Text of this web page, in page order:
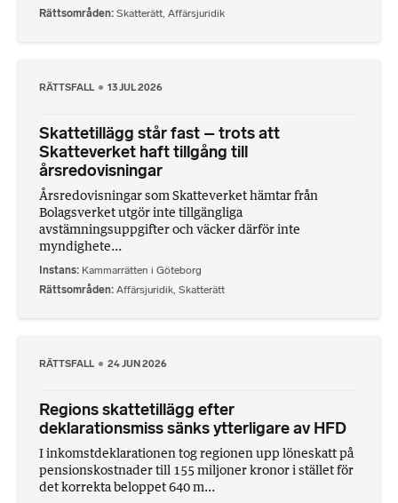
Rättsområden Skatterätt, Affärsjuridik
RÄTTSFALL 13 JUL 2026
Skattetillägg står fast – trots att
Skatteverket haft tillgång till
årsredovisningar
Årsredovisningar som Skatteverket hämtar från
Bolagsverket utgör inte tillgängliga
avstämningsuppgifter och väcker därför inte
myndighete...
Instans Kammarrätten i Göteborg
Rättsområden Affärsjuridik, Skatterätt
RÄTTSFALL 24 JUN 2026
Regions skattetillägg efter
deklarationsmiss sänks ytterligare av HFD
I inkomstdeklarationen tog regionen upp löneskatt på
pensionskostnader till 155 miljoner kronor i stället för
det korrekta beloppet 640 m...